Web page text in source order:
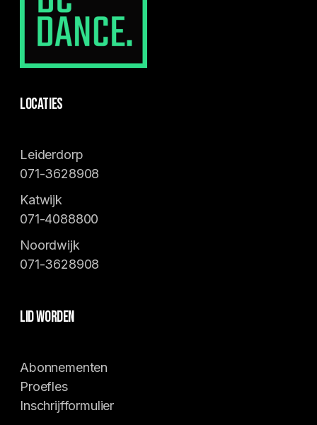
Locaties
Leiderdorp
071-3628908
Katwijk
071-4088800
Noordwijk
071-3628908
Lid worden
Abonnementen
Proefles
Inschrijfformulier